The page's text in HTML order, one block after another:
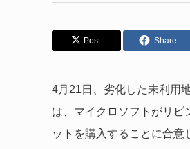
Post Share
4月21日、劣化した未利用
は、マイクロソフトがリビ
ットを購入することに合意